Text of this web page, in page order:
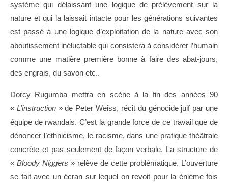
système qui délaissant une logique de prélèvement sur la
nature et qui la laissait intacte pour les générations suivantes
est passé à une logique d’exploitation de la nature avec son
aboutissement inéluctable qui consistera à considérer l’humain
comme une matière première bonne à faire des abat-jours,
des engrais, du savon etc..
Dorcy Rugumba mettra en scène à la fin des années 90
« L’instruction» de Peter Weiss, récit du génocide juif par une
équipe de rwandais. C’est la grande force de ce travail que de
dénoncer l’ethnicisme, le racisme, dans une pratique théâtrale
concrète et pas seulement de façon verbale. La structure de
« Bloody Niggers » relève de cette problématique. L’ouverture
se fait avec un écran sur lequel on revoit pour la énième fois